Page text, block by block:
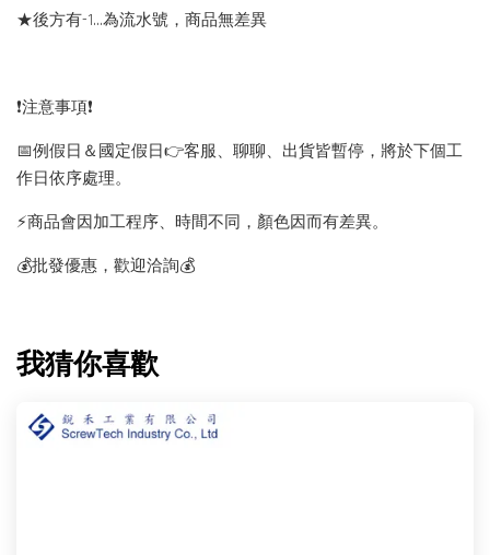
★後方有-1…為流水號，商品無差異
❗️注意事項❗️
📅例假日＆國定假日👉客服、聊聊、出貨皆暫停，將於下個工
作日依序處理。
⚡️商品會因加工程序、時間不同，顏色因而有差異。
💰批發優惠，歡迎洽詢💰
我猜你喜歡